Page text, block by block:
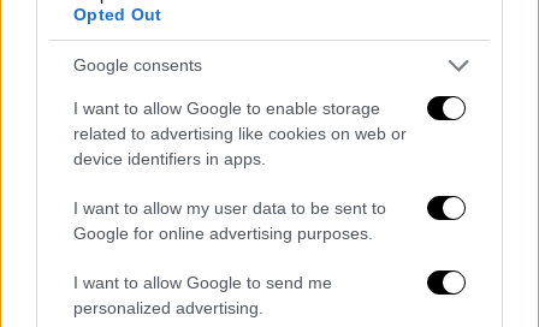
Opted Out
Google consents
I want to allow Google to enable storage
related to advertising like cookies on web or
device identifiers in apps.
I want to allow my user data to be sent to
Google for online advertising purposes.
I want to allow Google to send me
personalized advertising.
στη θέση 2.
Υ περιοχή με συνεχή τρόπο Χ περιοχή με
ασυνεχή τρόπο